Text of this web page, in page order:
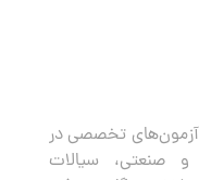
آزمون‌های تخصصی در
و صنعتی، سیالات